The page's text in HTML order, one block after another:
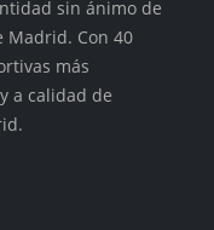
sin ánimo de
Madrid. Con 40
más
a calidad de